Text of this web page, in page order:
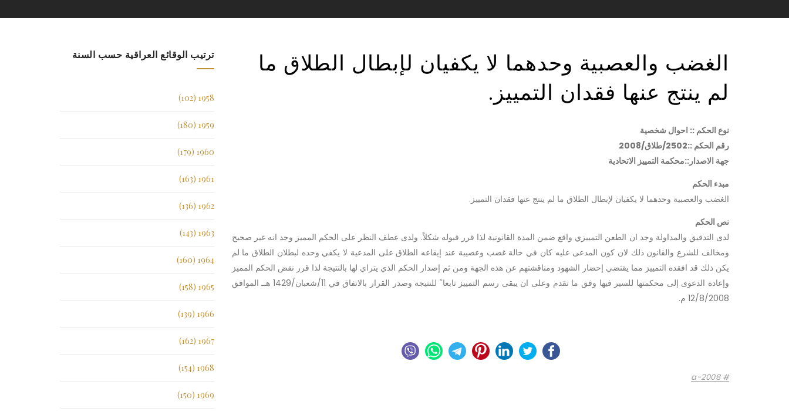
الغضب والعصبية وحدهما لا يكفيان لإبطال الطلاق ما
لم ينتج عنها فقدان التمييز.
نوع الحكم :: احوال شخصية
رقم الحكم ::2502/طلاق/2008
جهة الاصدار::محكمة التمييز الاتحادية
مبدء الحكم
الغضب والعصبية وحدهما لا يكفيان لإبطال الطلاق ما لم ينتج عنها فقدان التمييز.
نص الحكم
لدى التدقيق والمداولة وجد ان الطعن التمييزي واقع ضمن المدة القانونية لذا قرر قبوله شكلاً. ولدى عطف النظر على الحكم المميز وجد انه غير صحيح
ومخالف للشرع والقانون ذلك لان كون المدعى عليه كان في حالة غضب وعصيبة عند إيقاعه الطلاق على المدعية لا يكفي وحده لبطلان الطلاق ما لم
يكن ذلك قد افقده التمييز مما يقتضي إحضار الشهود ومناقشتهم عن هذه الجهة ومن ثم إصدار الحكم الذي يتراي لها بالنتيجة لذا قرر نقض الحكم المميز
وإعادة الدعوى إلى محكمتها للسير فيها وفق ما تقدم وعلى ان يبقى رسم التمييز تابعا ً للنتيجة وصدر القرار بالاتفاق في 11/شعبان/1429 هــ الموافق
12/8/2008 م.
a-2008
ترتيب الوقائع العراقية حسب السنة
1958 (102)
1959 (180)
1960 (179)
1961 (163)
1962 (136)
1963 (143)
1964 (160)
1965 (158)
1966 (139)
1967 (162)
1968 (154)
1969 (150)